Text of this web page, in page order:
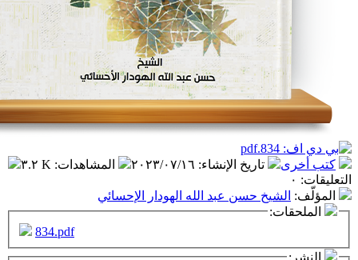
تاريخ الإنشاء:٢٠٢٣/٠٧/١٦ المشاهدات:٣.٢ K
حسن عبد الله الهودار الإحسائي